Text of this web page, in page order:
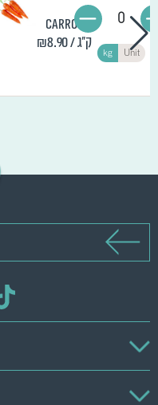
Carrot
₪8.90 / ק"ג
kg Unit
0